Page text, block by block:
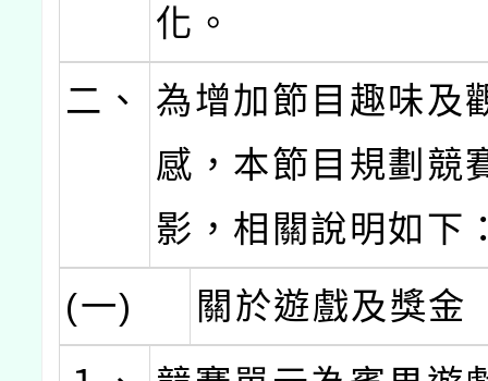
化。
二、
為增加節目趣味及
感，本節目規劃競
影，相關說明如下
(一)
關於遊戲及獎金